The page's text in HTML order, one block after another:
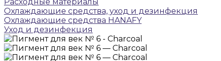
Охлаждающие средства, уход и дезинфекция
Охлаждающие средства HANAFY
Уход и дезинфекция